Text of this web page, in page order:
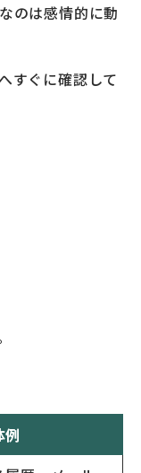
のは感情的に動
すぐに確認して
例